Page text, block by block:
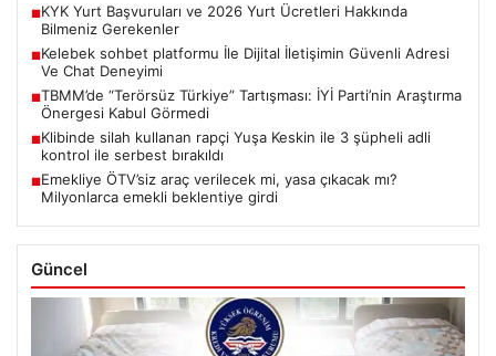
■KYK Yurt Başvuruları ve 2026 Yurt Ücretleri Hakkında
Bilmeniz Gerekenler
■Kelebek sohbet platformu İle Dijital İletişimin Güvenli Adresi
Ve Chat Deneyimi
■TBMM’de “Terörsüz Türkiye” Tartışması: İYİ Parti’nin Araştırma
Önergesi Kabul Görmedi
■Klibinde silah kullanan rapçi Yuşa Keskin ile 3 şüpheli adli
kontrol ile serbest bırakıldı
■Emekliye ÖTV’siz araç verilecek mi, yasa çıkacak mı?
Milyonlarca emekli beklentiye girdi
Güncel